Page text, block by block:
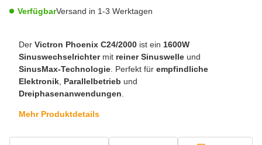
VerfügbarVersand in 1-3 Werktagen
Der Victron Phoenix C24/2000 ist ein 1600W
Sinuswechselrichtermit reiner Sinuswelle und
SinusMax-Technologie . Perfekt für empfindliche
Elektronik Parallelbetrieb und
Dreiphasenanwendungen
Mehr Produktdetails